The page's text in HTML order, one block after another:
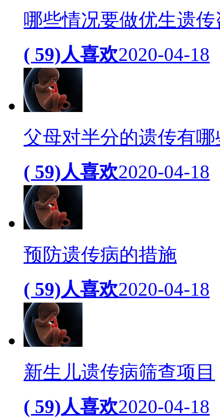
哪些情况要做优生遗传
( 59)人喜欢2020-04-18
父母对半分的遗传有哪
( 59)人喜欢2020-04-18
预防遗传病的措施
( 59)人喜欢2020-04-18
新生儿遗传病筛查项目
( 59)人喜欢2020-04-18